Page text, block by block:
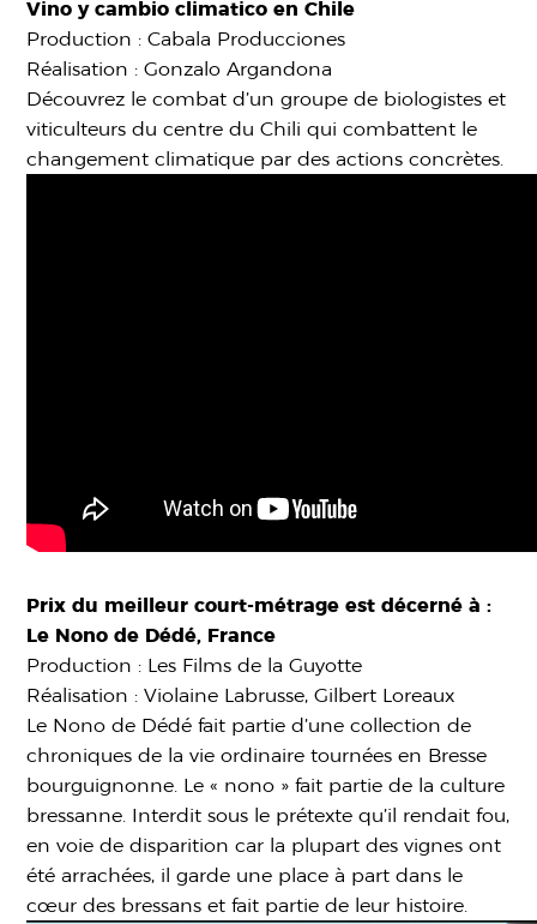
Vino y cambio climatico en Chile
Production : Cabala Producciones
Réalisation : Gonzalo Argandona
Découvrez le combat d’un groupe de biologistes et
viticulteurs du centre du Chili qui combattent le
changement climatique par des actions concrètes.
Prix du meilleur court-métrage est décerné à :
Le Nono de Dédé, France
Production : Les Films de la Guyotte
Réalisation : Violaine Labrusse, Gilbert Loreaux
Le Nono de Dédé fait partie d’une collection de
chroniques de la vie ordinaire tournées en Bresse
bourguignonne. Le « nono » fait partie de la culture
bressanne. Interdit sous le prétexte qu’il rendait fou,
en voie de disparition car la plupart des vignes ont
été arrachées, il garde une place à part dans le
cœur des bressans et fait partie de leur histoire.